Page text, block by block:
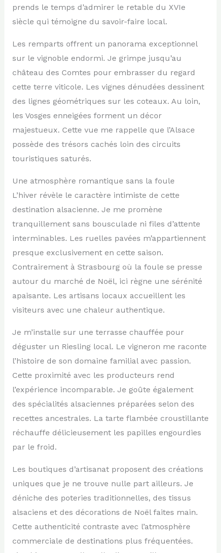
prends le temps d’admirer le retable du XVIe
siècle qui témoigne du savoir-faire local.
Les remparts offrent un panorama exceptionnel
sur le vignoble endormi. Je grimpe jusqu’au
château des Comtes pour embrasser du regard
cette terre viticole. Les vignes dénudées dessinent
des lignes géométriques sur les coteaux. Au loin,
les Vosges enneigées forment un décor
majestueux. Cette vue me rappelle que l’Alsace
possède des trésors cachés loin des circuits
touristiques saturés.
Une atmosphère romantique sans la foule
L’hiver révèle le caractère intimiste de cette
destination alsacienne. Je me promène
tranquillement sans bousculade ni files d’attente
interminables. Les ruelles pavées m’appartiennent
presque exclusivement en cette saison.
Contrairement à Strasbourg où la foule se presse
autour du marché de Noël, ici règne une sérénité
apaisante. Les artisans locaux accueillent les
visiteurs avec une chaleur authentique.
Je m’installe sur une terrasse chauffée pour
déguster un Riesling local. Le vigneron me raconte
l’histoire de son domaine familial avec passion.
Cette proximité avec les producteurs rend
l’expérience incomparable. Je goûte également
des spécialités alsaciennes préparées selon des
recettes ancestrales. La tarte flambée croustillante
réchauffe délicieusement les papilles engourdies
par le froid.
Les boutiques d’artisanat proposent des créations
uniques que je ne trouve nulle part ailleurs. Je
déniche des poteries traditionnelles, des tissus
alsaciens et des décorations de Noël faites main.
Cette authenticité contraste avec l’atmosphère
commerciale de destinations plus fréquentées.